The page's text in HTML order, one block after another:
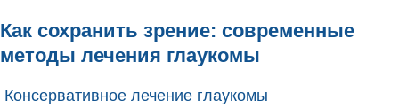
Как сохранить зрение: современные
методы лечения глаукомы
Консервативное лечение глаукомы